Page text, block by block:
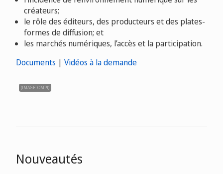
créateurs;
le rôle des éditeurs, des producteurs et des plates-
formes de diffusion; et
les marchés numériques, l’accès et la participation.
Documents | Vidéos à la demande
(IMAGE: OMPI)
Nouveautés